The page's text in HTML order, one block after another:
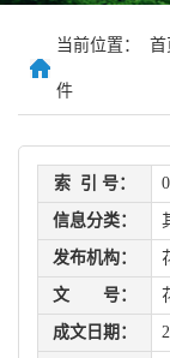
当前位置： 首
件
索 引 号：
信息分类：
发布机构：
文 号：
成文日期：